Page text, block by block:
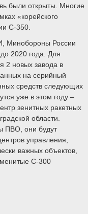
были открыты. Многие
«корейского
С-350.
Минобороны России
2020 года. Для
2 новых завода в
на серийный
средств следующих
уже в этом году –
зенитных ракетных
области.
ПВО, они будут
управления,
важных объектов,
С-300